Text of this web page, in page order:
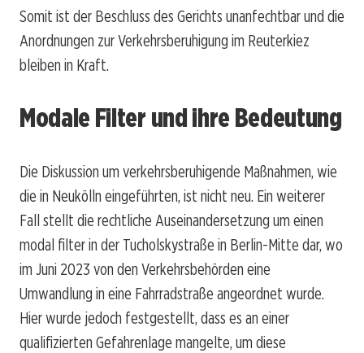
Somit ist der Beschluss des Gerichts unanfechtbar und die
Anordnungen zur Verkehrsberuhigung im Reuterkiez
bleiben in Kraft.
Modale Filter und ihre Bedeutung
Die Diskussion um verkehrsberuhigende Maßnahmen, wie
die in Neukölln eingeführten, ist nicht neu. Ein weiterer
Fall stellt die rechtliche Auseinandersetzung um einen
modal filter in der Tucholskystraße in Berlin-Mitte dar, wo
im Juni 2023 von den Verkehrsbehörden eine
Umwandlung in eine Fahrradstraße angeordnet wurde.
Hier wurde jedoch festgestellt, dass es an einer
qualifizierten Gefahrenlage mangelte, um diese